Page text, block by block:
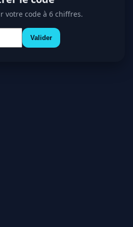
votre code à 6 chiffres.
Valider